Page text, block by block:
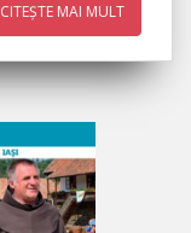
CITEȘTE MAI MULT